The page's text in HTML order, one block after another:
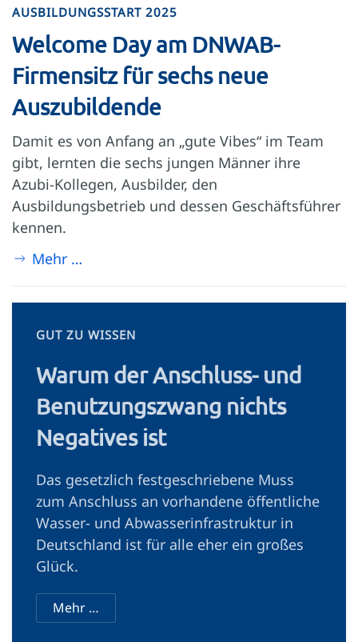
AUSBILDUNGSSTART 2025
Welcome Day am DNWAB-
Firmensitz für sechs neue
Auszubildende
Damit es von Anfang an „gute Vibes“ im Team
gibt, lernten die sechs jungen Männer ihre
Azubi-Kollegen, Ausbilder, den
Ausbildungsbetrieb und dessen Geschäftsführer
kennen.
Mehr …
GUT ZU WISSEN
Warum der Anschluss- und
Benutzungszwang nichts
Negatives ist
Das gesetzlich festgeschriebene Muss
zum Anschluss an vorhandene öffentliche
Wasser- und Abwasserinfrastruktur in
Deutschland ist für alle eher ein großes
Glück.
Mehr …